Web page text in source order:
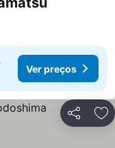
Ver preços
Partilhar